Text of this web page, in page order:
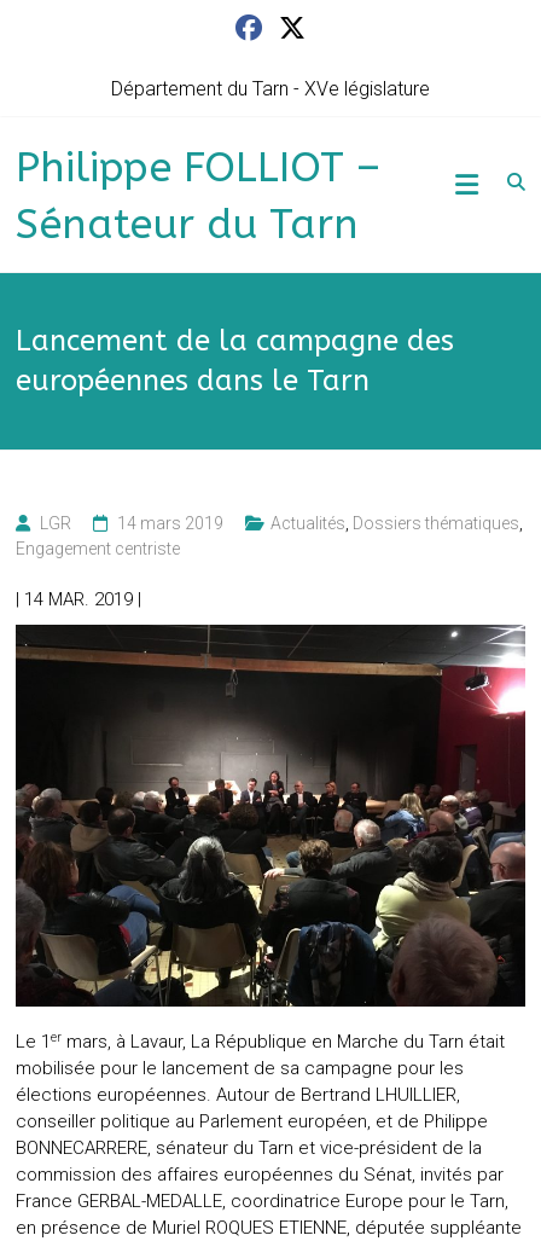
Département du Tarn - XVe législature
Philippe FOLLIOT –
Sénateur du Tarn
Lancement de la campagne des
européennes dans le Tarn
LGR 14 mars 2019 Actualités Dossiers thématiques
Engagement centriste
| 14 MAR. 2019 |
Le 1er mars, à Lavaur, La République en Marche du Tarn était
mobilisée pour le lancement de sa campagne pour les
élections européennes. Autour de Bertrand LHUILLIER,
conseiller politique au Parlement européen, et de Philippe
BONNECARRERE, sénateur du Tarn et vice-président de la
commission des affaires européennes du Sénat, invités par
France GERBAL-MEDALLE, coordinatrice Europe pour le Tarn,
en présence de Muriel ROQUES ETIENNE, députée suppléante